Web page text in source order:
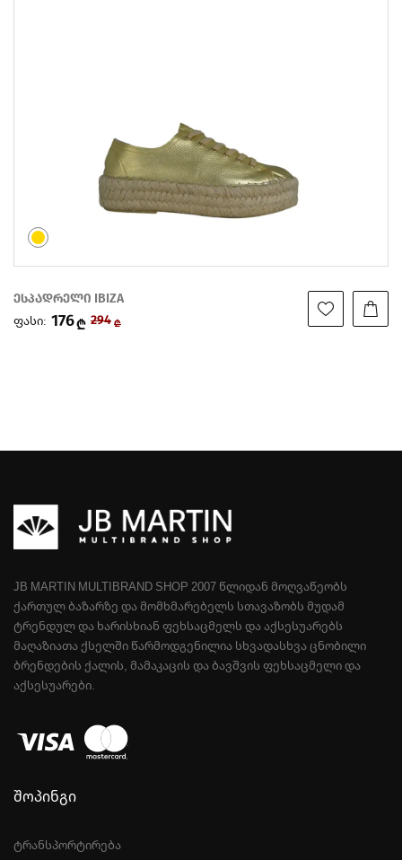
ესპადრელი IBIZA
ფასი: 176₾ 294 ₾
JB MARTIN MULTIBRAND SHOP 2007 ᲬᲚᲘᲓᲐᲜ ᲛᲝᲦᲕᲐᲬᲔᲝᲑᲡ
ᲥᲐᲠᲗᲣᲚ ᲑᲐᲖᲐᲠᲖᲔ ᲓᲐ ᲛᲝᲛᲮᲛᲐᲠᲔᲑᲔᲚᲡ ᲡᲗᲐᲕᲐᲖᲝᲑᲡ ᲛᲣᲓᲐᲛ
ᲢᲠᲔᲜᲓᲣᲚ ᲓᲐ ᲮᲐᲠᲘᲡᲮᲘᲐᲜ ᲤᲔᲮᲡᲐᲪᲛᲔᲚᲡ ᲓᲐ ᲐᲥᲡᲔᲡᲣᲐᲠᲔᲑᲡ
ᲛᲐᲦᲐᲖᲘᲐᲗᲐ ᲥᲡᲔᲚᲨᲘ ᲬᲐᲠᲛᲝᲓᲒᲔᲜᲘᲚᲘᲐ ᲡᲮᲕᲐᲓᲐᲡᲮᲕᲐ ᲪᲜᲝᲑᲘᲚᲘ
ᲑᲠᲔᲜᲓᲔᲑᲘᲡ ᲥᲐᲚᲘᲡ, ᲛᲐᲛᲐᲙᲐᲪᲘᲡ ᲓᲐ ᲑᲐᲕᲨᲕᲘᲡ ᲤᲔᲮᲡᲐᲪᲛᲔᲚᲘ ᲓᲐ
ᲐᲥᲡᲔᲡᲣᲐᲠᲔᲑᲘ.
შოპინგი
ტრანსპორტირება